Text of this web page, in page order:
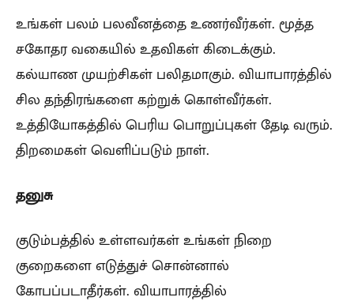
உங்கள் பலம் பலவீனத்தை உணர்வீர்கள். மூத்த
சகோதர வகையில் உதவிகள் கிடைக்கும்.
கல்யாண முயற்சிகள் பலிதமாகும். வியாபாரத்தில்
சில தந்திரங்களை கற்றுக் கொள்வீர்கள்.
உத்தியோகத்தில் பெரிய பொறுப்புகள் தேடி வரும்.
திறமைகள் வெளிப்படும் நாள்.
தனுசு
குடும்பத்தில் உள்ளவர்கள் உங்கள் நிறை
குறைகளை எடுத்துச் சொன்னால்
கோபப்படாதீர்கள். வியாபாரத்தில்